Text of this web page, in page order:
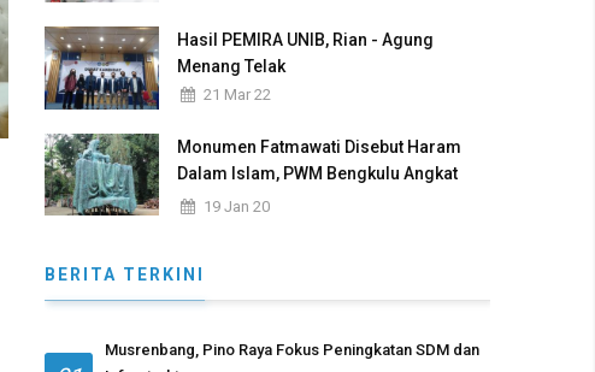
Hasil PEMIRA UNIB, Rian - Agung
Menang Telak
21 Mar 22
Monumen Fatmawati Disebut Haram
Dalam Islam, PWM Bengkulu Angkat
Bicara19 Jan 20
BERITA TERKINI
Musrenbang, Pino Raya Fokus Peningkatan SDM dan